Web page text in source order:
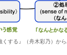
くする』（舟木彩乃）か